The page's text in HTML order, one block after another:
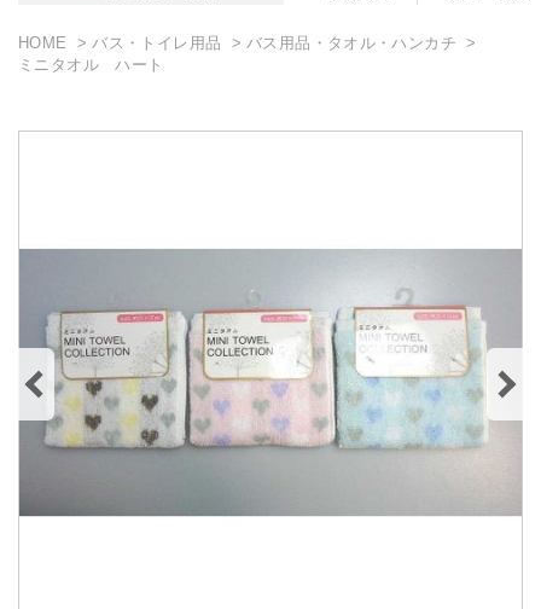
HOME バス・トイレ用品
バス用品・タオル・ハンカチ
ミニタオル ハート